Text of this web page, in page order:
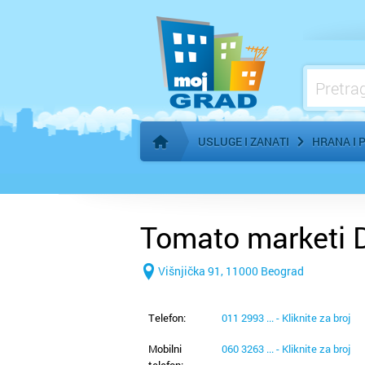
Početna stranica
USLUGE I ZANATI HRANA I
Marketing
Meso, proizvodnja i prerada
Nekretnine - iznajmljivanje
Tomato marketi
Višnjička 91, 11000 Beograd
Telefon: 011 2993 ... - Kliknite za broj
Mobilni
060 3263 ... - Kliknite za broj